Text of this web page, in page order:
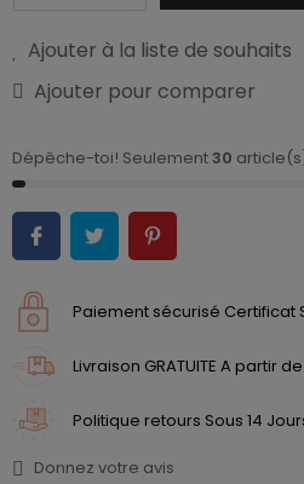
Ajouter à la liste de souhaits
Ajouter pour comparer
Dépêche-toi! Seulement30
Paiement sécurisé Certificat
Livraison GRATUITE A partir
Politique retours Sous 14
Donnez votre avis